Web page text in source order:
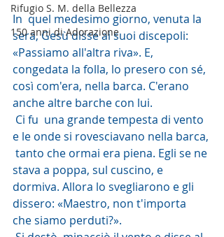
Rifugio S. M. della Bellezza
150 anni di Adorazione
In  quel medesimo giorno, venuta la
sera, Gesù disse ai suoi discepoli:
«Passiamo all'altra riva». E,
congedata la folla, lo presero con sé,
così com'era, nella barca. C'erano
anche altre barche con lui.
e le onde si rovesciavano nella barca,
tanto che ormai era piena. Egli se ne
stava a poppa, sul cuscino, e
dormiva. Allora lo svegliarono e gli
dissero: «Maestro, non t'importa
che siamo perduti?».